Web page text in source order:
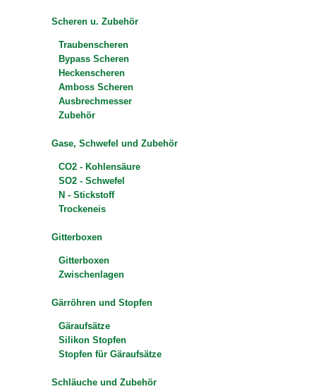
Scheren u. Zubehör
Traubenscheren
Bypass Scheren
Heckenscheren
Amboss Scheren
Ausbrechmesser
Zubehör
Gase, Schwefel und Zubehör
CO2 - Kohlensäure
SO2 - Schwefel
N - Stickstoff
Trockeneis
Gitterboxen
Gitterboxen
Zwischenlagen
Gärröhren und Stopfen
Gäraufsätze
Silikon Stopfen
Stopfen für Gäraufsätze
Schläuche und Zubehör